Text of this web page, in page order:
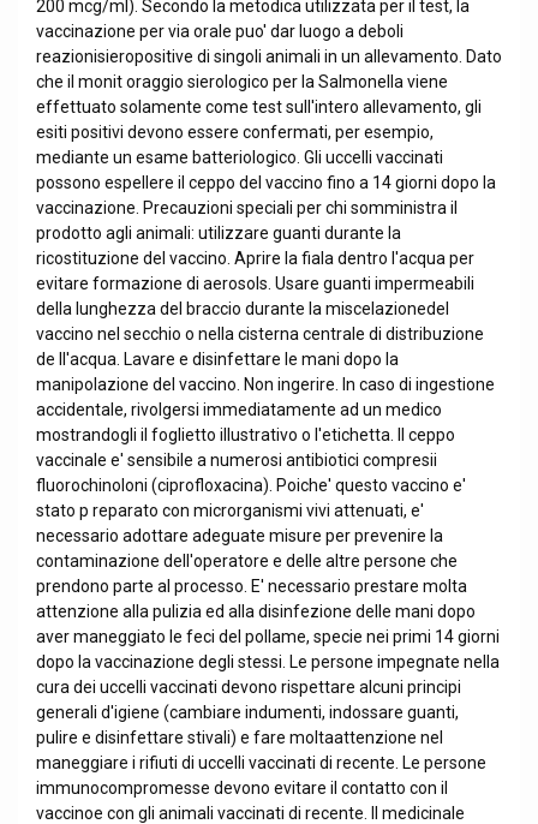
200 mcg/ml). Secondo la metodica utilizzata per il test, la
vaccinazione per via orale puo' dar luogo a deboli
reazionisieropositive di singoli animali in un allevamento. Dato
che il monit oraggio sierologico per la Salmonella viene
effettuato solamente come test sull'intero allevamento, gli
esiti positivi devono essere confermati, per esempio,
mediante un esame batteriologico. Gli uccelli vaccinati
possono espellere il ceppo del vaccino fino a 14 giorni dopo la
vaccinazione. Precauzioni speciali per chi somministra il
prodotto agli animali: utilizzare guanti durante la
ricostituzione del vaccino. Aprire la fiala dentro l'acqua per
evitare formazione di aerosols. Usare guanti impermeabili
della lunghezza del braccio durante la miscelazionedel
vaccino nel secchio o nella cisterna centrale di distribuzione
de ll'acqua. Lavare e disinfettare le mani dopo la
manipolazione del vaccino. Non ingerire. In caso di ingestione
accidentale, rivolgersi immediatamente ad un medico
mostrandogli il foglietto illustrativo o l'etichetta. Il ceppo
vaccinale e' sensibile a numerosi antibiotici compresii
fluorochinoloni (ciprofloxacina). Poiche' questo vaccino e'
stato p reparato con microrganismi vivi attenuati, e'
necessario adottare adeguate misure per prevenire la
contaminazione dell'operatore e delle altre persone che
prendono parte al processo. E' necessario prestare molta
attenzione alla pulizia ed alla disinfezione delle mani dopo
aver maneggiato le feci del pollame, specie nei primi 14 giorni
dopo la vaccinazione degli stessi. Le persone impegnate nella
cura dei uccelli vaccinati devono rispettare alcuni principi
generali d'igiene (cambiare indumenti, indossare guanti,
pulire e disinfettare stivali) e fare moltaattenzione nel
maneggiare i rifiuti di uccelli vaccinati di recente. Le persone
immunocompromesse devono evitare il contatto con il
vaccinoe con gli animali vaccinati di recente. Il medicinale